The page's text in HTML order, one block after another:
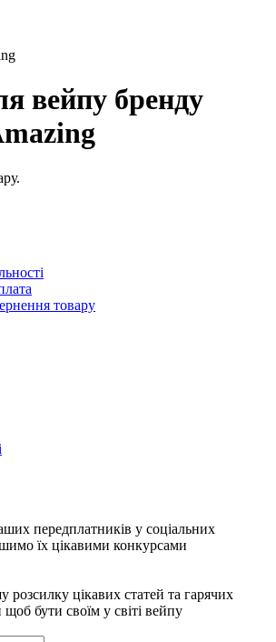
вейпу бренду
товару
передплатників у соціальних
їх цікавими конкурсами
розсилку цікавих статей та гарячих
бути своїм у світі вейпу